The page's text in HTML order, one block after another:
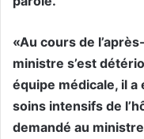
«Au cours de
ministre s’est
équipe médicale, il
soins intensifs de
demandé au